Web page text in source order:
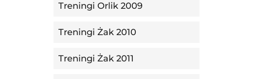
Treningi Orlik 2009
Treningi Żak 2010
Treningi Żak 2011